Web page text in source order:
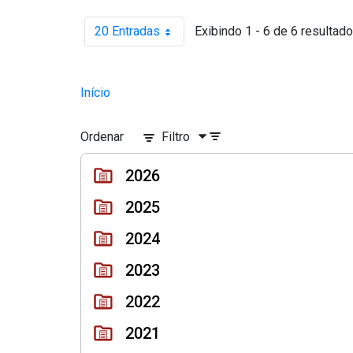
20 EntradasPor página Exibindo 1 - 6 de 6
Início
Ordenar Filtro
2026
2025
2024
2023
2022
2021